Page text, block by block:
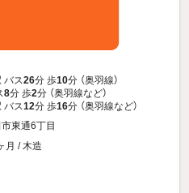
バス26分 歩10分 （奥羽線）
8分 歩2分 （奥羽線など）
バス12分 歩16分 （奥羽線など）
東通6丁目
月 / 木造